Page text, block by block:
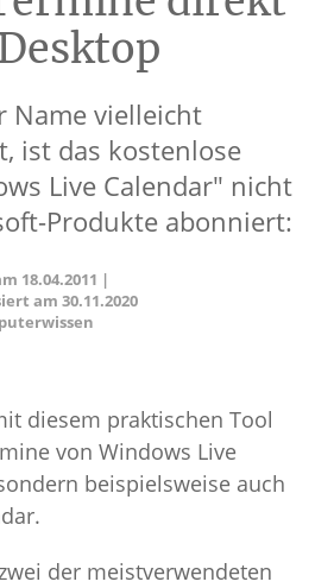
Name vielleicht
ist das kostenlose
Live Calendar" nicht
Produkte abonniert:
18.04.2011 |
am30.11.2020
diesem praktischen Tool
von Windows Live
beispielsweise auch
der meistverwendeten